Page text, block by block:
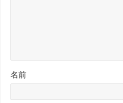
名前